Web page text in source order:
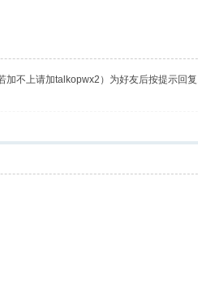
不上请加talkopwx2）为好友后按提示回